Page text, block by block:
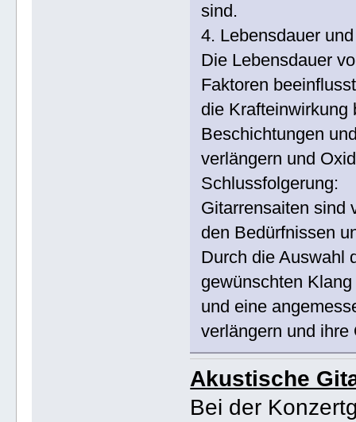
sind.
4. Lebensdauer
Die Lebensdauer
Faktoren
die Krafteinwirkung
Beschichtungen
verlängern und
Schlussfolgerung:
Gitarrensaiten sind
den Bedürfnissen
Durch die Auswahl
gewünschten
und eine
verlängern und ihre
Akustische
Bei der